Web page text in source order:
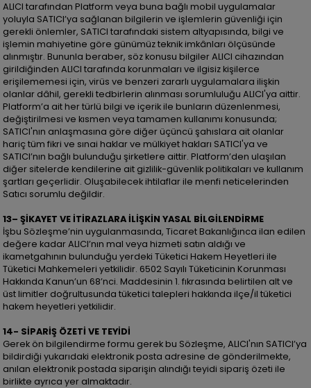
ALICI tarafından Platform veya buna bağlı mobil uygulamalar
yoluyla SATICI’ya sağlanan bilgilerin ve işlemlerin güvenliği için
gerekli önlemler, SATICI tarafındaki sistem altyapısında, bilgi ve
işlemin mahiyetine göre günümüz teknik imkânları ölçüsünde
alınmıştır. Bununla beraber, söz konusu bilgiler ALICI cihazından
girildiğinden ALICI tarafında korunmaları ve ilgisiz kişilerce
erişilememesi için, virüs ve benzeri zararlı uygulamalara ilişkin
olanlar dâhil, gerekli tedbirlerin alınması sorumluluğu ALICI'ya aittir.
Platform’a ait her türlü bilgi ve içerik ile bunların düzenlenmesi,
değiştirilmesi ve kısmen veya tamamen kullanımı konusunda;
SATICI'nın anlaşmasına göre diğer üçüncü şahıslara ait olanlar
hariç tüm fikri ve sınai haklar ve mülkiyet hakları SATICI'ya ve
SATICI’nın bağlı bulunduğu şirketlere aittir. Platform’den ulaşılan
diğer sitelerde kendilerine ait gizlilik-güvenlik politikaları ve kullanım
şartları geçerlidir. Oluşabilecek ihtilaflar ile menfi neticelerinden
Satıcı sorumlu değildir.
13– ŞİKAYET VE İTİRAZLARA İLİŞKİN YASAL BİLGİLENDİRME
İşbu Sözleşme’nin uygulanmasında, Ticaret Bakanlığınca ilan edilen
değere kadar ALICI’nın mal veya hizmeti satın aldığı ve
ikametgahının bulunduğu yerdeki Tüketici Hakem Heyetleri ile
Tüketici Mahkemeleri yetkilidir. 6502 Sayılı Tüketicinin Korunması
Hakkında Kanun’un 68’nci. Maddesinin 1. fıkrasında belirtilen alt ve
üst limitler doğrultusunda tüketici talepleri hakkında ilçe/il tüketici
hakem heyetleri yetkilidir.
14- SİPARİŞ ÖZETİ VE TEYİDİ
Gerek ön bilgilendirme formu gerek bu Sözleşme, ALICI'nın SATICI’ya
bildirdiği yukarıdaki elektronik posta adresine de gönderilmekte,
anılan elektronik postada siparişin alındığı teyidi sipariş özeti ile
birlikte ayrıca yer almaktadır.